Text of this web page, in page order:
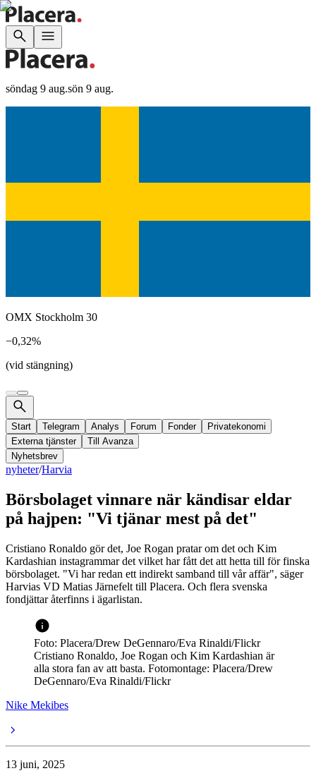
söndag 9 aug.sön 9 aug.
OMX Stockholm 30
−0,32%
(vid stängning)
Start Telegram Analys Forum Fonder
Privatekonomi
Externa tjänster
Till Avanza
Nyhetsbrev
nyheter/Harvia
Börsbolaget vinnare när kändisar eldar
på hajpen: "Vi tjänar mest på det"
Cristiano Ronaldo gör det, Joe Rogan pratar om det och Kim
Kardashian instagrammar det vilket har fått det att hetta till för finska
börsbolaget. "Vi har redan ett indirekt samband till vår affär", säger
Harvias VD Matias Järnefelt till Placera. Och flera svenska
fondjättar återfinns i ägarlistan.
Foto: Placera/Drew DeGennaro/Eva Rinaldi/Flickr
Cristiano Ronaldo, Joe Rogan och Kim Kardashian är
alla stora fan av att basta. Fotomontage: Placera/Drew
DeGennaro/Eva Rinaldi/Flickr
Nike Mekibes
13 juni, 2025